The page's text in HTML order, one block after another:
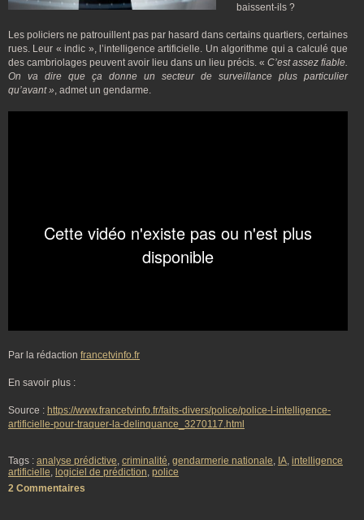
baissent-ils ?
Les policiers ne patrouillent pas par hasard dans certains quartiers, certaines
rues. Leur « indic », l’intelligence artificielle. Un algorithme qui a calculé que
des cambriolages peuvent avoir lieu dans un lieu précis. « C’est assez fiable.
On va dire que ça donne un secteur de surveillance plus particulier
qu’avant », admet un gendarme.
Par la rédaction francetvinfo.fr
En savoir plus :
Source : https://www.francetvinfo.fr/faits-divers/police/police-l-intelligence-
artificielle-pour-traquer-la-delinquance_3270117.html
Tags : analyse prédictive, criminalité, gendarmerie nationale, IA, intelligence
artificielle, logiciel de prédiction, police
2 Commentaires